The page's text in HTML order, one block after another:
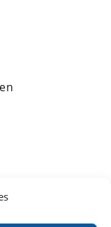
over de